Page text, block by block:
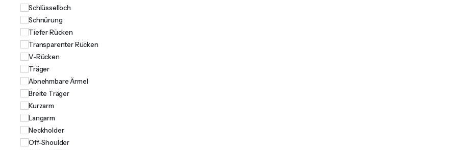
Schlüsselloch
Schnürung
Tiefer Rücken
Transparenter Rücken
V-Rücken
Träger
Abnehmbare Ärmel
Breite Träger
Kurzarm
Langarm
Neckholder
Off-Shoulder